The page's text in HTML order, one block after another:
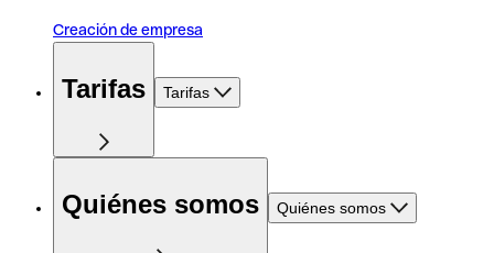
Creación de empresa
Tarifas Tarifas
Quiénes somos Quiénes somos